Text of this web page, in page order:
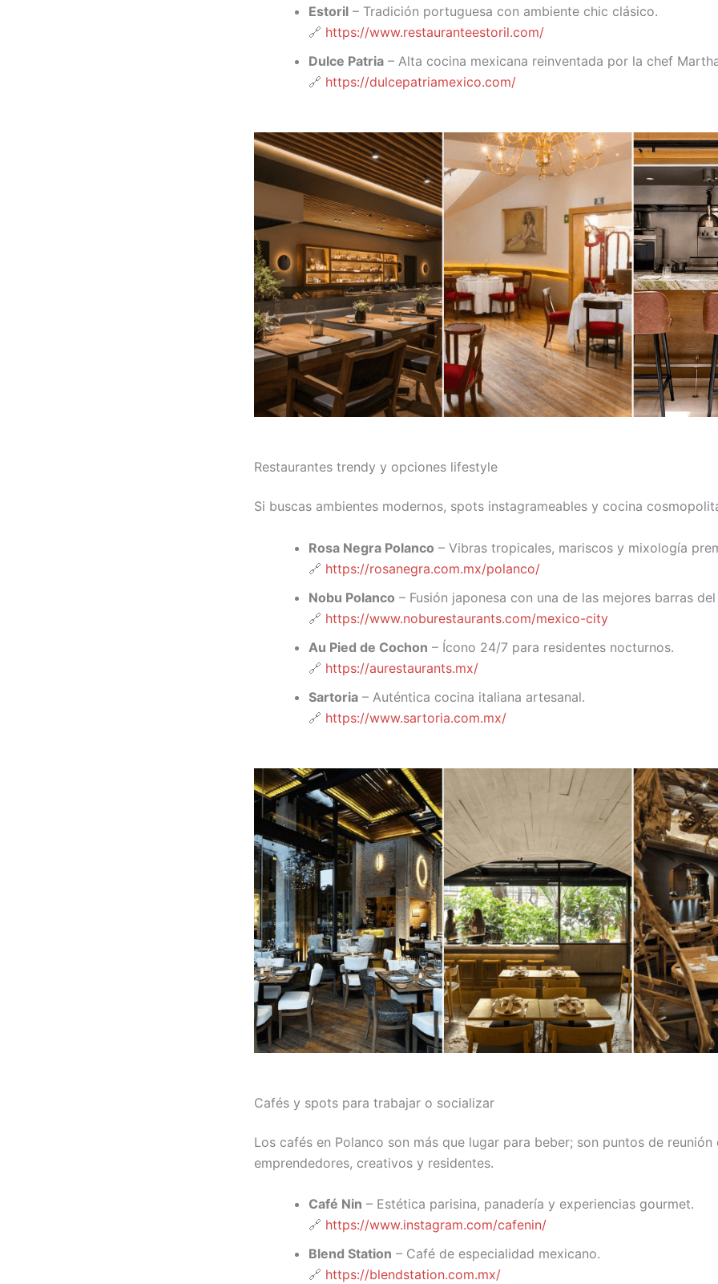
Estoril – Tradición portuguesa con ambiente chic clásico.
🔗 https://www.restauranteestoril.com/
Dulce Patria – Alta cocina mexicana reinventada por la chef
🔗 https://dulcepatriamexico.com/
Restaurantes trendy y opciones lifestyle
Si buscas ambientes modernos, spots instagrameables y cocina
Rosa Negra Polanco – Vibras tropicales, mariscos y mixología
🔗 https://rosanegra.com.mx/polanco/
Nobu Polanco – Fusión japonesa con una de las mejores barras
🔗 https://www.noburestaurants.com/mexico-city
Au Pied de Cochon – Ícono 24/7 para residentes nocturnos.
🔗 https://aurestaurants.mx/
Sartoria – Auténtica cocina italiana artesanal.
🔗 https://www.sartoria.com.mx/
Cafés y spots para trabajar o socializar
Los cafés en Polanco son más que lugar para beber; son puntos de reunión
emprendedores, creativos y residentes.
Café Nin – Estética parisina, panadería y experiencias gourmet.
🔗 https://www.instagram.com/cafenin/
Blend Station – Café de especialidad mexicano.
🔗 https://blendstation.com.mx/